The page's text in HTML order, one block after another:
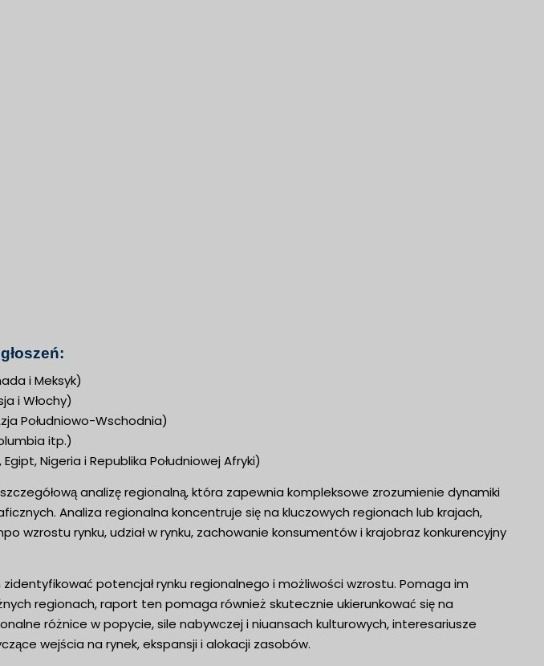
i Meksyk)
i Włochy)
Południowo-Wschodnia)
itp.)
Nigeria i Republika Południowej Afryki)
analizę regionalną, która zapewnia kompleksowe zrozumienie dynamiki
Analiza regionalna koncentruje się na kluczowych regionach lub krajach,
wzrostu rynku, udział w rynku, zachowanie konsumentów i krajobraz konkurencyjny
potencjał rynku regionalnego i możliwości wzrostu. Pomaga im
regionach, raport ten pomaga również skutecznie ukierunkować się na
różnice w popycie, sile nabywczej i niuansach kulturowych, interesariusze
wejścia na rynek, ekspansji i alokacji zasobów.